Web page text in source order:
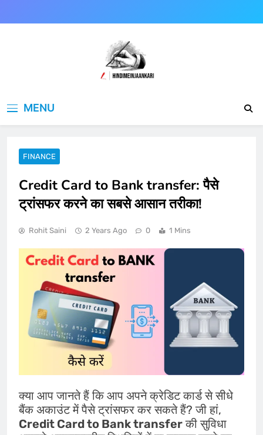
to
MENU
FINANCE
Credit Card to Bank transfer: पैसे
ट्रांसफर करने का सबसे आसान तरीका!
Rohit Saini 2 Years Ago 0 1 Mins
क्या आप जानते हैं कि आप अपने क्रेडिट कार्ड से सीधे
बैंक अकाउंट में पैसे ट्रांसफर कर सकते हैं? जी हां,
Credit Card to Bank transferकी सुविधा